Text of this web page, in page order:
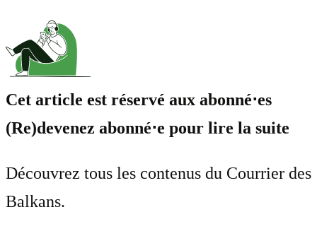
Cet article est réservé aux abonné⋅es
(Re)devenez abonné⋅e pour lire la suite
Découvrez tous les contenus du Courrier des
Balkans.